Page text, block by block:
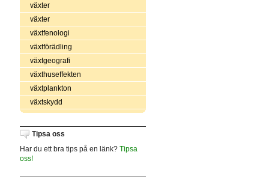
växter
växter
växtfenologi
växtförädling
växtgeografi
växthuseffekten
växtplankton
växtskydd
Tipsa oss
Har du ett bra tips på en länk? Tipsa
oss!